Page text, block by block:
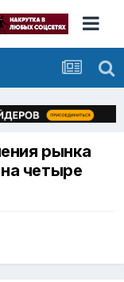
рынка
четыре